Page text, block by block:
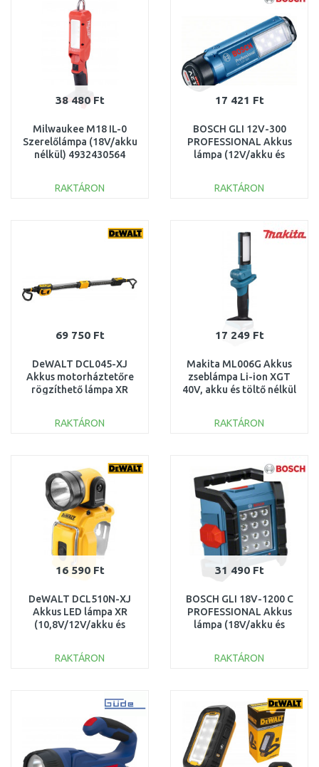
38 480 Ft
Milwaukee M18 IL-0
Szerelőlámpa (18V/akku
nélkül) 4932430564
RAKTÁRON
Összehasonlítás
17 421 Ft
BOSCH GLI 12V-300
PROFESSIONAL Akkus
lámpa (12V/akku és
06014A1000
RAKTÁRON
Összehasonlítás
69 750 Ft
DeWALT DCL045-XJ
Akkus motorháztetőre
rögzíthető lámpa XR
nélkül)
RAKTÁRON
Összehasonlítás
17 249 Ft
Makita ML006G Akkus
zseblámpa Li-ion XGT
40V, akku és töltő nélkül
RAKTÁRON
Összehasonlítás
16 590 Ft
DeWALT DCL510N-XJ
Akkus LED lámpa XR
(10,8V/12V/akku és
RAKTÁRON
Összehasonlítás
31 490 Ft
BOSCH GLI 18V-1200 C
PROFESSIONAL Akkus
lámpa (18V/akku és
0601446700
RAKTÁRON
Összehasonlítás